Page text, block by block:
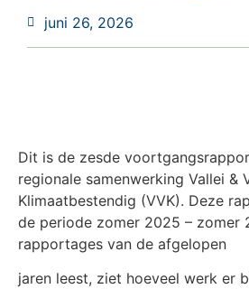
juni 26, 2026
Dit is de zesde
regionale samenwerking Vallei &
Klimaatbestendig (VVK). Deze
de periode zomer 2025 – zomer
rapportages van de afgelopen
jaren leest, ziet hoeveel werk er